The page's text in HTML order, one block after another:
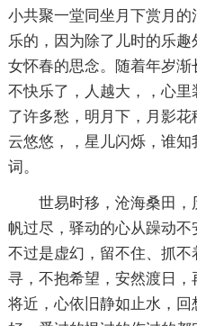
小共聚一堂同坐月下赏月
乐的，因为除了儿时的乐
女怀春的思念。随着年岁
不快乐了，人越大，，心
了许多愁，明月下，月影
云悠悠，，星儿闪烁，谁
词。
世易时移，沧海桑田
帆过尽，驿动的心从躁动
不过是虚幻，留不住、抓
寻，不抱希望，安然渡日
将近，心依旧静如止水，